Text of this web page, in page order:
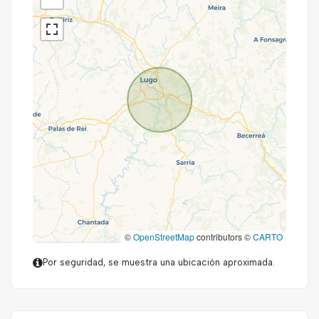
©OpenStreetMapcontributors ©CARTO
Por seguridad, se muestra una ubicación aproximada.